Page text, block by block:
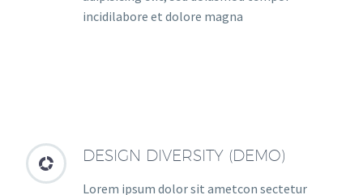
incidilabore et dolore magna

 DESIGN DIVERSITY (DEMO)
Lorem ipsum dolor sit ametcon sectetur